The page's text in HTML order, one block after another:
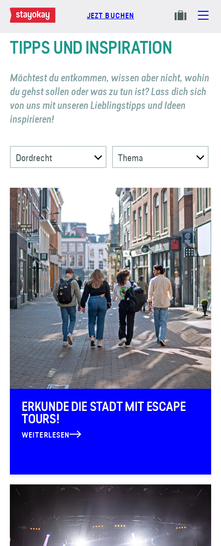
JEZT BUCHEN
TIPPS UND INSPIRATION
Möchtest du entkommen, wissen aber nicht, wohin
du gehst sollen oder was zu tun ist? Lass dich sich
von uns mit unseren Lieblings­tipps und Ideen
inspirieren!
Dordrecht Thema
ERKUNDE DIE STADT MIT ESCAPE
TOURS!
WEITERLESEN